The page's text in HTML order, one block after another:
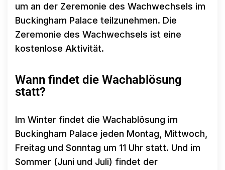
um an der Zeremonie des Wachwechsels im
Buckingham Palace teilzunehmen. Die
Zeremonie des Wachwechsels ist eine
kostenlose Aktivität.
Wann findet die Wachablösung
statt?
Im Winter findet die Wachablösung im
Buckingham Palace jeden Montag, Mittwoch,
Freitag und Sonntag um 11 Uhr statt. Und im
Sommer (Juni und Juli) findet der